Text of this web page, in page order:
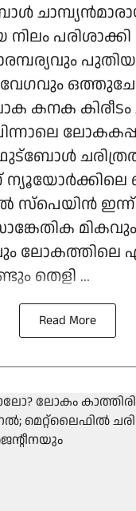
പരിശാക്കി
പുതിയ
കനക
ഫുട്ബോൾ
സ്പെയിൻ ഇന്ന്
മികവും
ലോകത്തിലെ
തെളി ...
Read More